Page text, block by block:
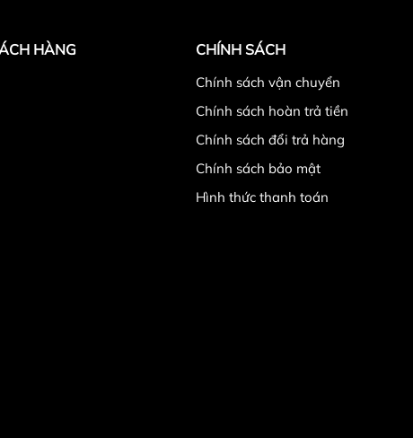
gập bụng giúp phát triển cơ bụng, cơ lưng và săn chắc
Xuki không có càng
HÀNG CHÍNH SÁCH
Chính sách vận chuyển
Chính sách hoàn trả tiền
Chính sách đổi trả hàng
Chính sách bảo mật
Hình thức thanh toán